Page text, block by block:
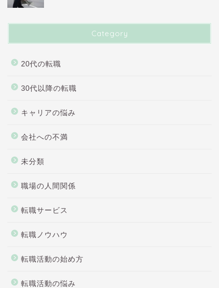
Category
20代の転職
30代以降の転職
キャリアの悩み
会社への不満
未分類
職場の人間関係
転職サービス
転職ノウハウ
転職活動の始め方
転職活動の悩み